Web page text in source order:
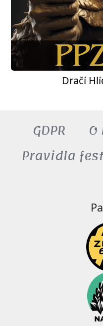
Dračí
GDPR
Pravidla